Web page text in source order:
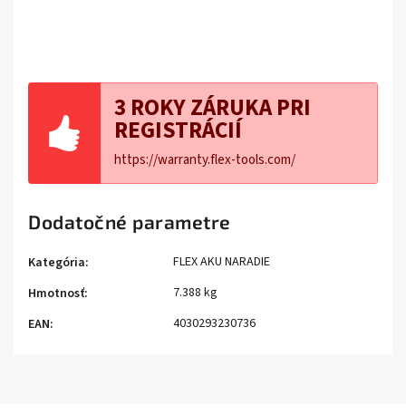
3 ROKY ZÁRUKA PRI
REGISTRÁCIÍ
https://warranty.flex-tools.com/
Dodatočné parametre
Kategória:
FLEX AKU NARADIE
Hmotnosť:
7.388 kg
EAN: 4030293230736